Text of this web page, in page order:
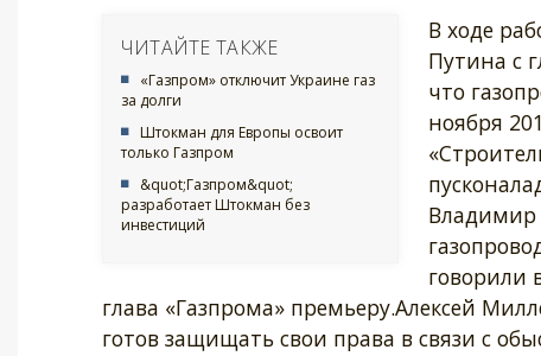
ЧИТАЙТЕ ТАКЖЕ
«Газпром» отключит Украине газ
за долги
Штокман для Европы освоит
только Газпром
&quot;Газпром&quot;
разработает Штокман без
инвестиций
В ходе
Путина с
что
ноября
Владимир
говорили
глава «Газпрома» премьеру.Алексей
готов защищать свои права в связи с